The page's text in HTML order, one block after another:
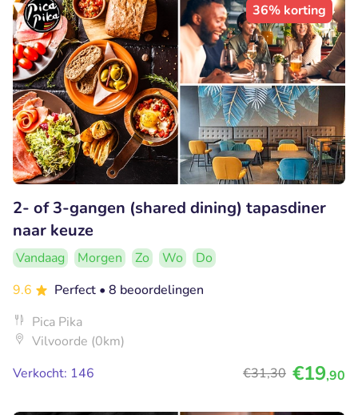
36% korting
2- of 3-gangen (shared dining) tapasdiner
naar keuze
Vandaag Morgen Zo Wo
Do
9.6
Perfect • 8 beoordelingen
Pica Pika
Vilvoorde (0km)
Verkocht: 146
€31,30 €19,90